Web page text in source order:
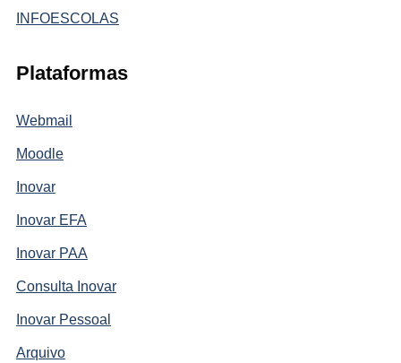
INFOESCOLAS
Plataformas
Webmail
Moodle
Inovar
Inovar EFA
Inovar PAA
Consulta Inovar
Inovar Pessoal
Arquivo